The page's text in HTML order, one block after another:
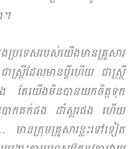
។
រទេសរបស់យើងមានគ្រួសារ
ាស្ដ្រីដែលមានប្ដីហើយ ជាស្ដ្រី
ង តែយើងមិនបានយកចិត្តទុក​
បោកគក់ផង ដាំស្លរផង ហើយ
មានក្រុមគ្រួសារខ្លះទៅទៀត